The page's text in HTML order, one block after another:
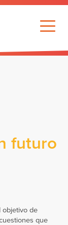
futuro
objetivo de
que